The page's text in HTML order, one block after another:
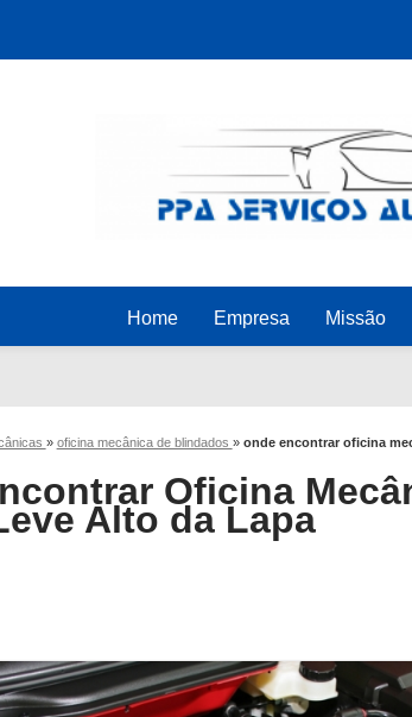
Home Empresa Missão
» oficina mecânica de blindados » onde encontrar oficina
Oficina
Alto da Lapa